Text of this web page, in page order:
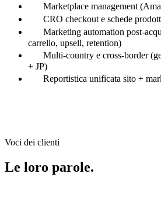
Marketplace management
CRO checkout e schede
Marketing automation post-
carrello, upsell, retention)
Multi-country e cross-border
+ JP)
Reportistica unificata sito +
Voci dei clienti
Le loro parole.